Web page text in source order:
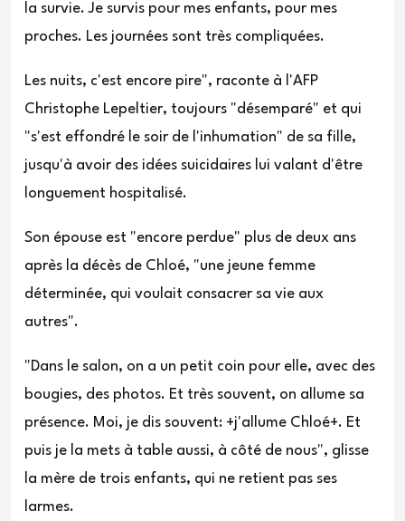
la survie. Je survis pour mes enfants, pour mes
proches. Les journées sont très compliquées.
Les nuits, c'est encore pire", raconte à l'AFP
Christophe Lepeltier, toujours "désemparé" et qui
"s'est effondré le soir de l'inhumation" de sa fille,
jusqu'à avoir des idées suicidaires lui valant d'être
longuement hospitalisé.
Son épouse est "encore perdue" plus de deux ans
après la décès de Chloé, "une jeune femme
déterminée, qui voulait consacrer sa vie aux
autres".
"Dans le salon, on a un petit coin pour elle, avec des
bougies, des photos. Et très souvent, on allume sa
présence. Moi, je dis souvent: +j'allume Chloé+. Et
puis je la mets à table aussi, à côté de nous", glisse
la mère de trois enfants, qui ne retient pas ses
larmes.